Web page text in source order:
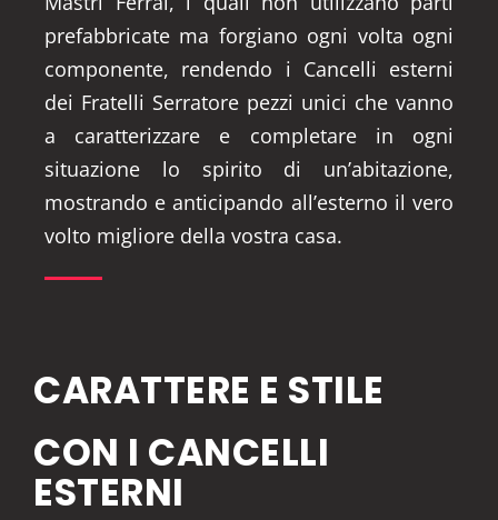
prefabbricate ma forgiano ogni volta ogni
componente, rendendo i Cancelli esterni
dei Fratelli Serratore pezzi unici che vanno
a caratterizzare e completare in ogni
situazione lo spirito di un’abitazione,
mostrando e anticipando all’esterno il vero
volto migliore della vostra casa.
CARATTERE E STILE
CON I CANCELLI
ESTERNI